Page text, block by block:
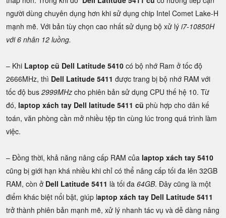
người dùng chuyên dụng hơn khi sử dụng chip Intel Comet Lake-H
mạnh mẽ. Với bản tùy chọn cao nhất sử dụng bộ xử lý i7-10850H
với 6 nhân 12 luồng.
– Khi Laptop cũ Dell Latitude 5410 có bộ nhớ Ram ở tốc độ
2666MHz, thì Dell Latitude 5411 được trang bị bộ nhớ RAM với
tốc độ bus 2999MHz cho phiên bản sử dụng CPU thế hệ 10. Từ
đó, laptop xách tay Dell latitude 5411 cũ phù hợp cho dân kế
toán, văn phòng cần mở nhiều tệp tin cùng lúc trong quá trình làm
việc.
– Đồng thời, khả năng nâng cấp RAM của laptop xách tay 5410
cũng bị giới hạn khá nhiều khi chỉ có thể nâng cấp tối đa lên 32GB
RAM, còn ở Dell Latitude 5411 là tối đa 64GB. Đây cũng là một
điểm khác biệt nổi bật, giúp laptop xách tay Dell Latitude 5411
trở thành phiên bản mạnh mẽ, xử lý nhanh tác vụ và dễ dàng nâng